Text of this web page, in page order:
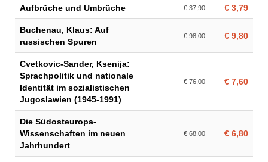
Aufbrüche und Umbrüche € 37,90 € 3,79
Buchenau, Klaus: Auf
russischen Spuren
€ 98,00 € 9,80
Cvetkovic-Sander, Ksenija:
Sprachpolitik und nationale
Identität im sozialistischen
Jugoslawien (1945-1991)
€ 76,00 € 7,60
Die Südosteuropa-
Wissenschaften im neuen
Jahrhundert
€ 68,00 € 6,80